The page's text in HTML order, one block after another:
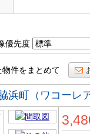
優先度
件をまとめて
浜町（ワコーレ